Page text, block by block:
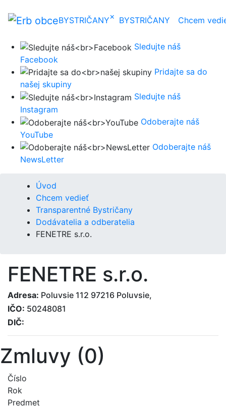
BYSTRIČANY× BYSTRIČANY Chcem
Sledujte náš
Facebook
Pridajte sa do
našej skupiny
Sledujte náš
Instagram
Odoberajte náš
YouTube
Odoberajte náš
NewsLetter
Úvod
Chcem vedieť
Transparentné Bystričany
Dodávatelia a odberatelia
FENETRE s.r.o.
FENETRE s.r.o.
Adresa: Poluvsie 112 97216 Poluvsie,
IČO: 50248081
DIČ:
Zmluvy (0)
Číslo
Rok
Predmet